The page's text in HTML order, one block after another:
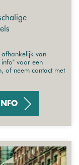
afhankelijk van
voor een
of neem contact met